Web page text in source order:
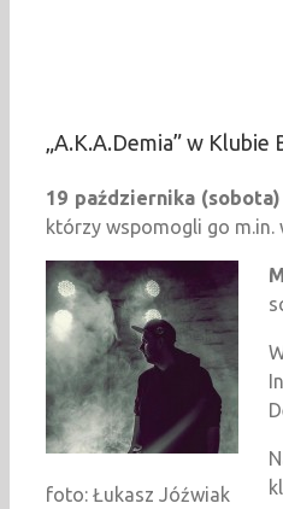
„A.K.A.Demia” w
19 października (sobota)
którzy wspomogli go m.in.
foto: Łukasz Jóźwiak